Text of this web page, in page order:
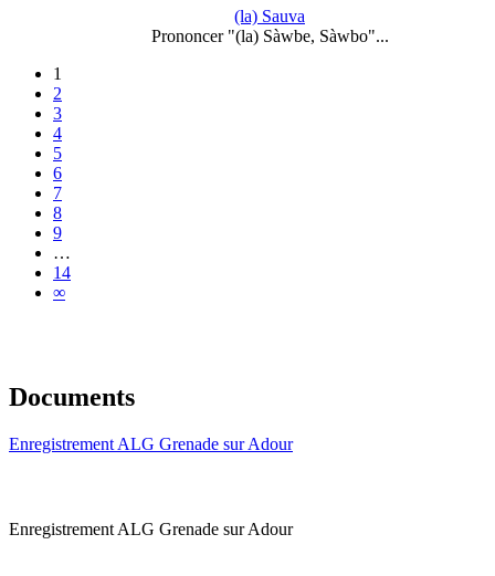
(la) Sauva
Prononcer "(la) Sàwbe, Sàwbo"...
1
2
3
4
5
6
7
8
9
…
14
∞
Documents
Enregistrement ALG Grenade sur Adour
Enregistrement ALG Grenade sur Adour